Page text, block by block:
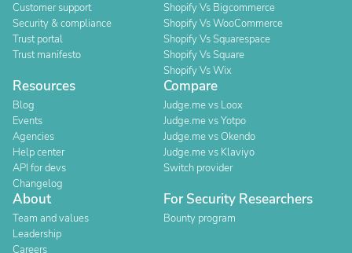
Customer support
Security & compliance
Trust portal
Trust manifesto
Shopify Vs Bigcommerce
Shopify Vs WooCommerce
Shopify Vs Squarespace
Shopify Vs Square
Shopify Vs Wix
Resources
Blog
Events
Agencies
Help center
API for devs
Changelog
Compare
Judge.me vs Loox
Judge.me vs Yotpo
Judge.me vs Okendo
Judge.me vs Klaviyo
Switch provider
About
Team and values
Leadership
Careers
For Security Researchers
Bounty program